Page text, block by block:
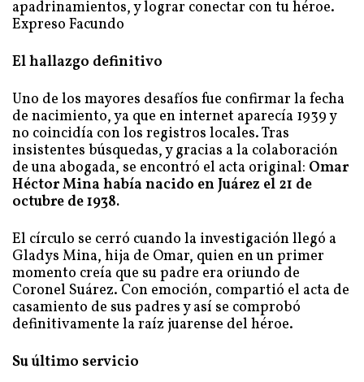
El hallazgo definitivo
Uno de los mayores desafíos fue confirmar la fecha
no coincidía con los registros locales. Tras
insistentes búsquedas, y gracias a la colaboración
de una abogada, se encontró el acta original:
Héctor Mina había nacido en Juárez el 21 de
octubre de 1938.
El círculo se cerró cuando la investigación llegó a
momento creía que su padre era oriundo de
Coronel Suárez. Con emoción, compartió el acta de
casamiento de sus padres y así se comprobó
definitivamente la raíz juarense del héroe.
Su último servicio
Gladys recordó que tenía solo 9 años cuando su